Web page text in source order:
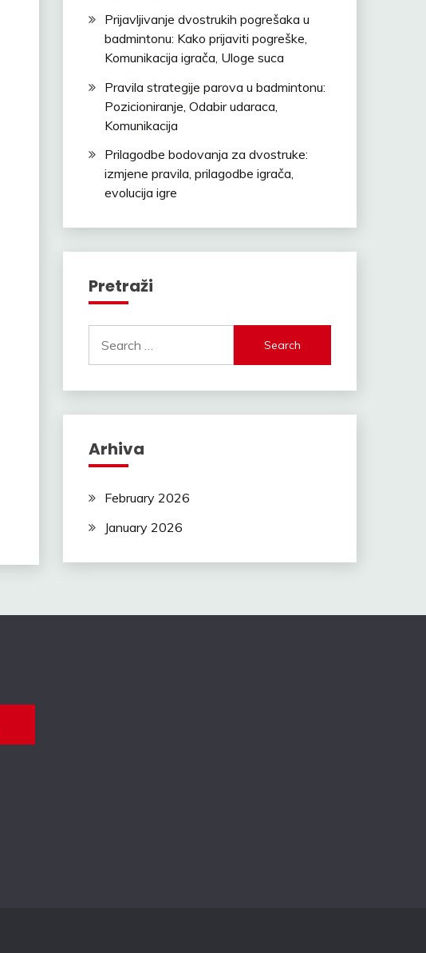
Prijavljivanje dvostrukih pogrešaka u
badmintonu: Kako prijaviti pogreške,
Komunikacija igrača, Uloge suca
Pravila strategije parova u badmintonu:
Pozicioniranje, Odabir udaraca,
Komunikacija
Prilagodbe bodovanja za dvostruke:
izmjene pravila, prilagodbe igrača,
evolucija igre
Pretraži
for:
Arhiva
February 2026
January 2026